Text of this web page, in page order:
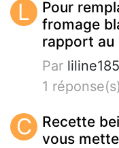
L
Pour
fromage
rapport au
Par
1 réponse(s)
C
Recette
vous